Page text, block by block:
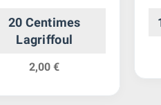
20 Centimes
Lagriffoul
2,00 €